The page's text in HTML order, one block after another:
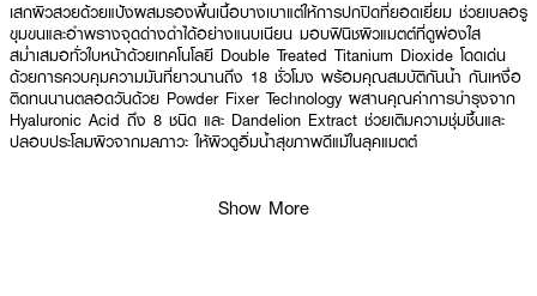
เสกผิวสวยด้วยแป้งผสมรองพื้นเนื้อบางเบาแต่ให้การปกปิดที่ยอดเยี่ยม ช่วยเบลอรู
ขุมขนและอำพรางจุดด่างดำได้อย่างแนบเนียน มอบฟินิชผิวแมตต์ที่ดูผ่องใส
สม่ำเสมอทั่วใบหน้าด้วยเทคโนโลยี Double Treated Titanium Dioxide โดดเด่น
ด้วยการควบคุมความมันที่ยาวนานถึง 18 ชั่วโมง พร้อมคุณสมบัติกันน้ำ กันเหงื่อ
ติดทนนานตลอดวันด้วย Powder Fixer Technology ผสานคุณค่าการบำรุงจาก
Hyaluronic Acid ถึง 8 ชนิด และ Dandelion Extract ช่วยเติมความชุ่มชื้นและ
ปลอบประโลมผิวจากมลภาวะ ให้ผิวดูอิ่มน้ำสุขภาพดีแม้ในลุคแมตต์
● ศศิ เมจิก แมท ฟาวน์เดชั่น พาวเดอร์Show More